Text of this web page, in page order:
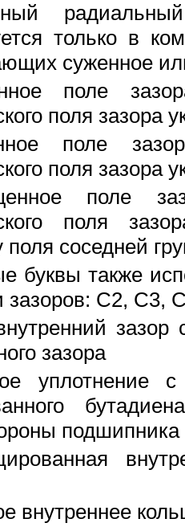
только в
суженное
поле
поля зазора
поле
поля зазора
поле
поля
поля соседней
буквы также
зазоров: С2,
зазор
зазора
уплотнение
подшипника
внутреннее